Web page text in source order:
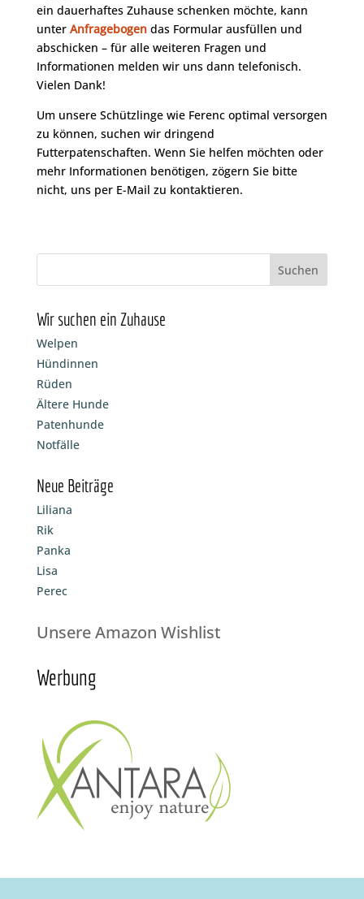
ein dauerhaftes Zuhause schenken möchte, kann
unter Anfragebogendas Formular ausfüllen und
abschicken – für alle weiteren Fragen und
Informationen melden wir uns dann telefonisch.
Vielen Dank!
Um unsere Schützlinge wie Ferenc optimal versorgen
zu können, suchen wir dringend
Futterpatenschaften. Wenn Sie helfen möchten oder
mehr Informationen benötigen, zögern Sie bitte
nicht, uns per E-Mail zu kontaktieren.
Wir suchen ein Zuhause
Welpen
Hündinnen
Rüden
Ältere Hunde
Patenhunde
Notfälle
Neue Beiträge
Liliana
Rik
Panka
Lisa
Perec
Unsere Amazon Wishlist
Werbung